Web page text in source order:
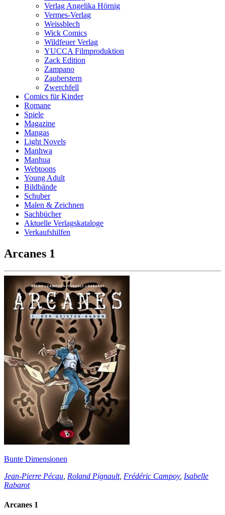
Verlag Angelika Hörnig
Vermes-Verlag
Weissblech
Wick Comics
Wildfeuer Verlag
YUCCA Filmproduktion
Zack Edition
Zampano
Zauberstern
Zwerchfell
Comics für Kinder
Romane
Spiele
Magazine
Mangas
Light Novels
Manhwa
Manhua
Webtoons
Young Adult
Bildbände
Schuber
Malen & Zeichnen
Sachbücher
Aktuelle Verlagskataloge
Verkaufshilfen
Arcanes 1
Bunte Dimensionen
Jean-Pierre Pécau Roland Pignault, Frédéric Campoy, Isabelle
Rabarot
Arcanes 1